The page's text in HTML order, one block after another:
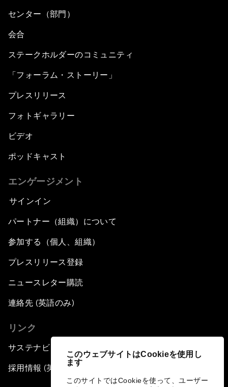
このウェブサイトはCookieを使用し
ます
このサイトではCookieを使って、ユーザー
センター（部門）
会合
ステークホルダーのコミュニティ
「フォーラム・ストーリー」
プレスリリース
フォトギャラリー
ビデオ
ポッドキャスト
エンゲージメント
サインイン
パートナー（組織）について
参加する（個人、組織）
プレスリリース登録
ニュースレター購読
連絡先 (英語のみ)
リンク
サステナビリティへの取り組み
採用情報 (英語のみ)